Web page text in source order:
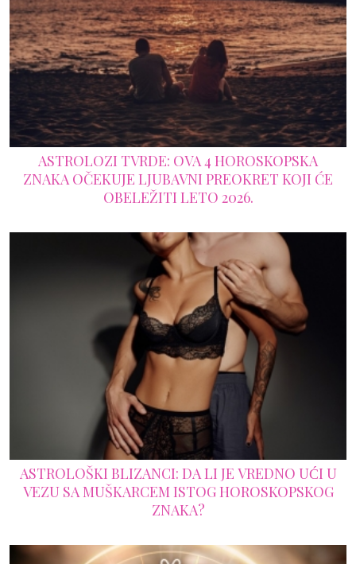
ASTROLOZI TVRDE: OVA 4 HOROSKOPSKA
ZNAKA OČEKUJE LJUBAVNI PREOKRET KOJI ĆE
OBELEŽITI LETO 2026.
ASTROLOŠKI BLIZANCI: DA LI JE VREDNO UĆI U
VEZU SA MUŠKARCEM ISTOG HOROSKOPSKOG
ZNAKA?